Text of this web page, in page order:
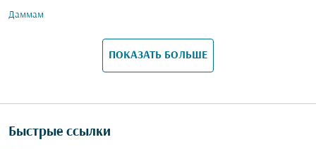
Даммам
ПОКАЗАТЬ БОЛЬШЕ
Быстрые ссылки